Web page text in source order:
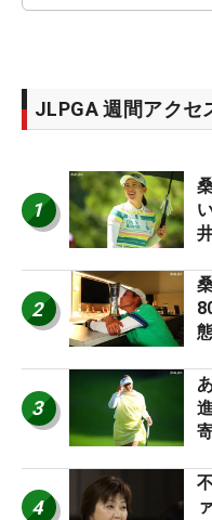
JLPGA 週間アクセ
1
2
3
4